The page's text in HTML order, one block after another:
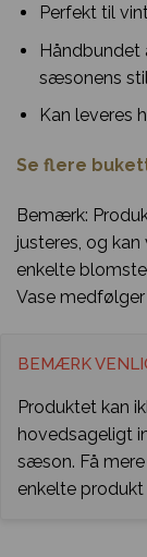
Perfekt til
Håndbundet
sæsonens stil
Kan leveres
Se flere
Bemærk:
justeres, og
enkelte
Vase medfølger
BEMÆRK
Produktet kan
hovedsageligt
sæson. Få
enkelte